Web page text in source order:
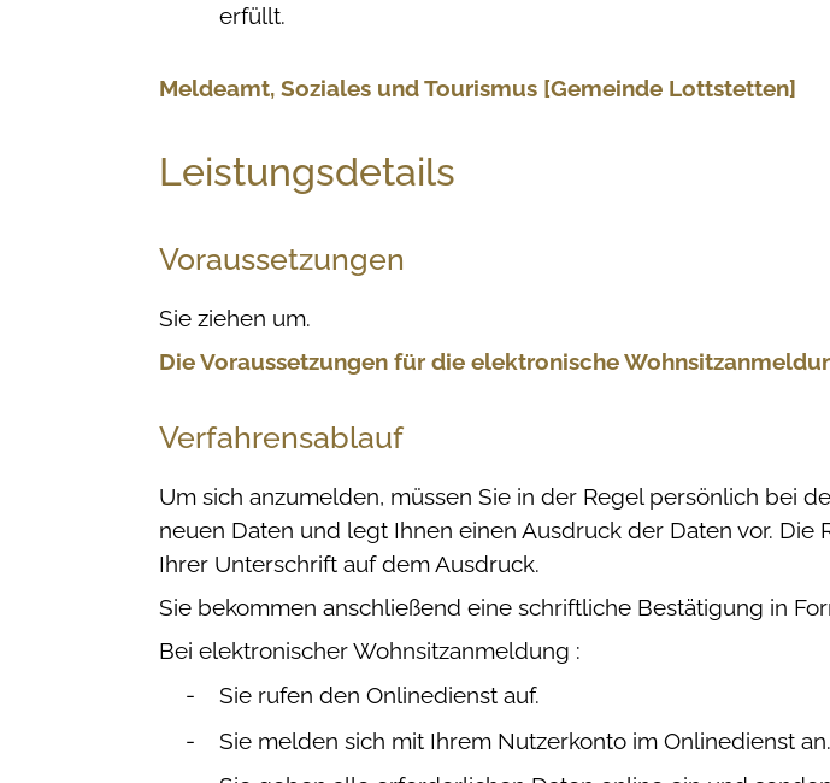
erfüllt.
Meldeamt, Soziales und Tourismus [Gemeinde Lottstetten]
Leistungsdetails
Voraussetzungen
Sie ziehen um.
Die Voraussetzungen für die elektronische
Verfahrensablauf
Um sich anzumelden, müssen Sie in der Regel persönlich bei
neuen Daten und legt Ihnen einen Ausdruck der Daten vor.
Ihrer Unterschrift auf dem Ausdruck.
Sie bekommen anschließend eine schriftliche Bestätigung in
Bei elektronischer Wohnsitzanmeldung :
Sie rufen den Onlinedienst auf.
Sie melden sich mit Ihrem Nutzerkonto im Onlinedienst an.